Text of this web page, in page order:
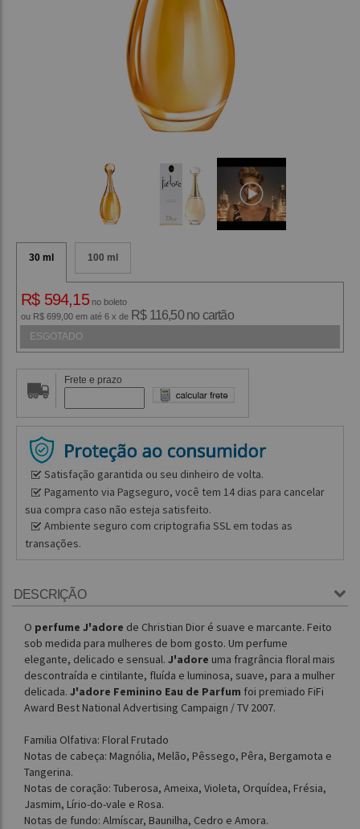
30 ml 100 ml
R$ 594,15no boleto
ou R$ 699,00 em até 6 x de R$ 116,50 no cartão
ESGOTADO
Frete e prazo
Satisfação garantida ou seu dinheiro de volta.
Pagamento via Pagseguro, você tem 14 dias para cancelar
sua compra caso não esteja satisfeito.
Ambiente seguro com criptografia SSL em todas as
transações.
DESCRIÇÃO
O perfume J'adore de Christian Dior é suave e marcante. Feito
sob medida para mulheres de bom gosto. Um perfume
elegante, delicado e sensual. J'adore uma fragrância floral mais
descontraída e cintilante, fluída e luminosa, suave, para a mulher
delicada. J'adore Feminino Eau de Parfum foi premiado FiFi
Award Best National Advertising Campaign / TV 2007.
Familia Olfativa: Floral Frutado
Notas de cabeça: Magnólia, Melão, Pêssego, Pêra, Bergamota e
Tangerina.
Notas de coração: Tuberosa, Ameixa, Violeta, Orquídea, Frésia,
Jasmim, Lírio-do-vale e Rosa.
Notas de fundo: Almíscar, Baunilha, Cedro e Amora.